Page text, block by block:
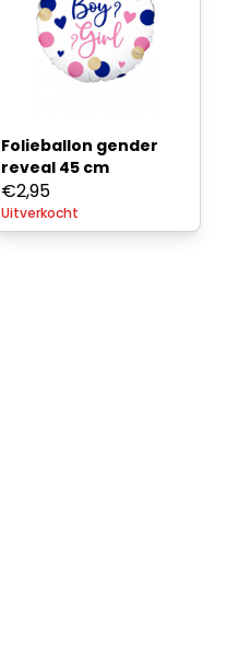
Folieballon gender
reveal 45 cm
€2,95
Uitverkocht